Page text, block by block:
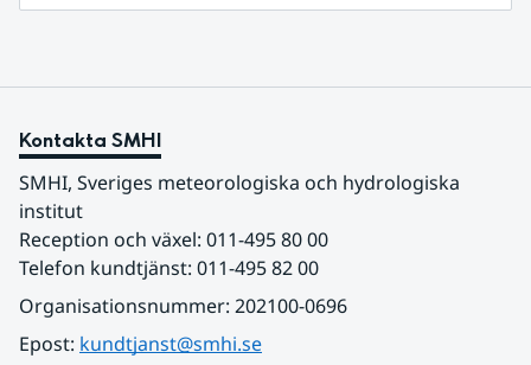
Kontakta SMHI
SMHI, Sveriges meteorologiska och hydrologiska
institut
Reception och växel: 011-495 80 00
Telefon kundtjänst: 011-495 82 00
Organisationsnummer: 202100-0696
Epost: kundtjanst@smhi.se